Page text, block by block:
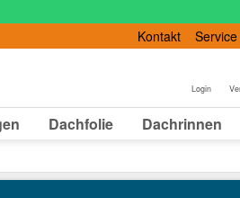
Kontakt Service
Login
Dachfolie Dachrinnen